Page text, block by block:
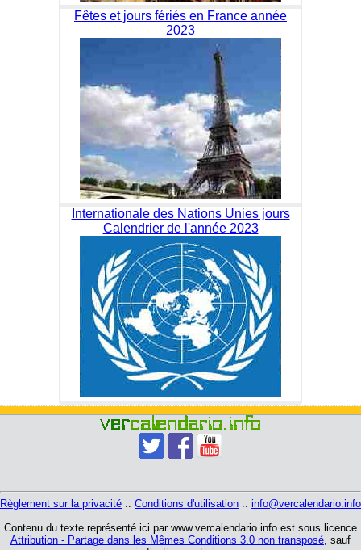
Fêtes et jours fériés en France année
2023
Internationale des Nations Unies jours
Calendrier de l'année 2023
Règlement sur la privacité :: Conditions d'utilisation :: info@vercalendario.info
Contenu du texte représenté ici par www.vercalendario.info est sous licence
Attribution - Partage dans les Mêmes Conditions 3.0 non transposé, sauf